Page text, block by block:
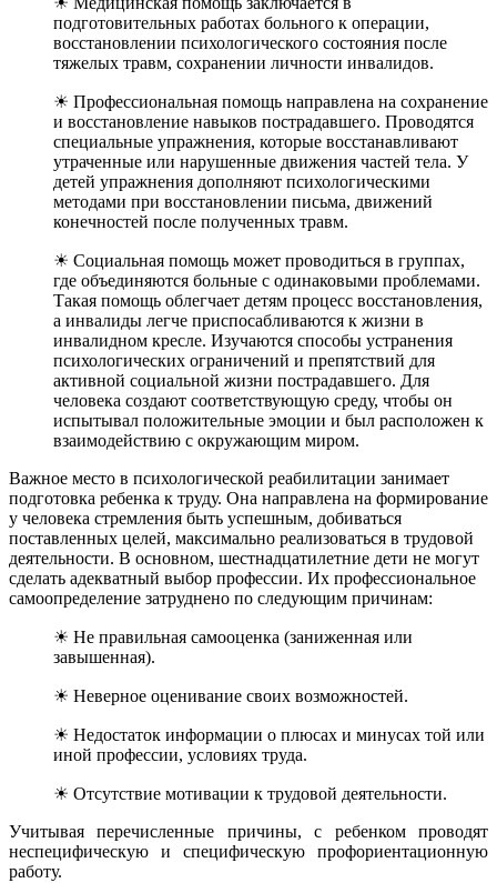
подготовительных работах больного к операции,
восстановлении психологического состояния после
тяжелых травм, сохранении личности инвалидов.
☀ Профессиональная помощь направлена на сохранение
и восстановление навыков пострадавшего. Проводятся
специальные упражнения, которые восстанавливают
утраченные или нарушенные движения частей тела. У
детей упражнения дополняют психологическими
методами при восстановлении письма, движений
конечностей после полученных травм.
☀ Социальная помощь может проводиться в группах,
где объединяются больные с одинаковыми проблемами.
Такая помощь облегчает детям процесс восстановления,
а инвалиды легче приспосабливаются к жизни в
инвалидном кресле. Изучаются способы устранения
психологических ограничений и препятствий для
активной социальной жизни пострадавшего. Для
человека создают соответствующую среду, чтобы он
испытывал положительные эмоции и был расположен к
взаимодействию с окружающим миром.
Важное место в психологической реабилитации занимает
подготовка ребенка к труду. Она направлена на формирование
у человека стремления быть успешным, добиваться
поставленных целей, максимально реализоваться в трудовой
деятельности. В основном, шестнадцатилетние дети не могут
сделать адекватный выбор профессии. Их профессиональное
самоопределение затруднено по следующим причинам:
☀ Не правильная самооценка (заниженная или
завышенная).
☀ Неверное оценивание своих возможностей.
☀ Недостаток информации о плюсах и минусах той или
иной профессии, условиях труда.
☀ Отсутствие мотивации к трудовой деятельности.
Учитывая перечисленные причины, с ребенком проводят
неспецифическую и специфическую профориентационную
работу.